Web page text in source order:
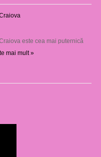
este cea mai puternică
mai mult »